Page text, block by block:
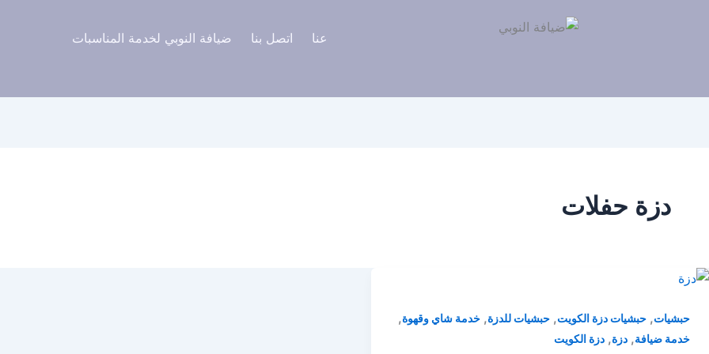
عنا اتصل بنا ضيافة النوبي لخدمة المناسبات
دزة حفلات
حبشيات, حبشيات دزة الكويت, حبشيات للدزة, خدمة شاي وقهوة,
خدمة ضيافة, دزة, دزة الكويت